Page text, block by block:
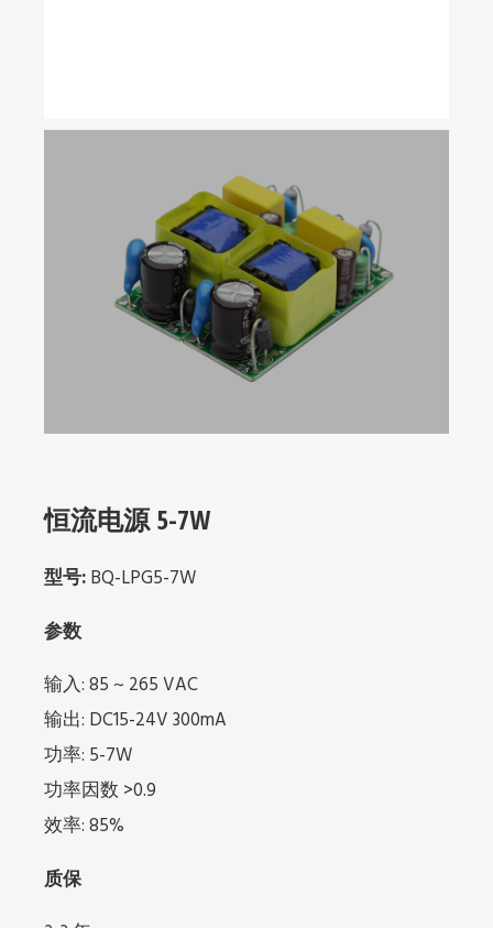
恒流电源 5-7W
型号: BQ-LPG5-7W
参数
输入: 85 ~ 265 VAC
输出: DC15-24V 300mA
功率: 5-7W
功率因数 >0.9
效率: 85%
质保